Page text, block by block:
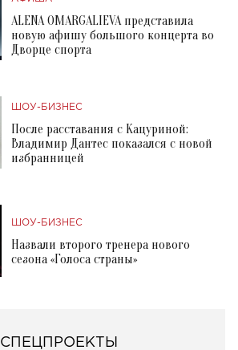
ALENA OMARGALIEVA представила
новую афишу большого концерта во
Дворце спорта
ШОУ-БИЗНЕС
После расставания с Кацуриной:
Владимир Дантес показался с новой
избранницей
ШОУ-БИЗНЕС
Назвали второго тренера нового
сезона «Голоса страны»
СПЕЦПРОЕКТЫ